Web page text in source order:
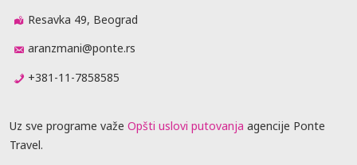
Resavka 49, Beograd
aranzmani@ponte.rs
+381-11-7858585
Uz sve programe važe Opšti uslovi putovanja agencije Ponte
Travel.